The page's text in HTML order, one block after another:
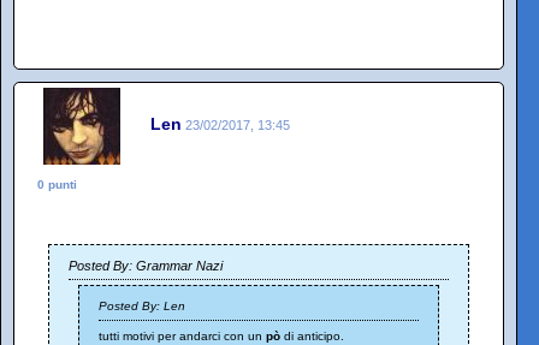
Len 23/02/2017, 13:45
0 punti
Posted By: Grammar Nazi
Posted By: Len
tutti motivi per andarci con un pò di anticipo.